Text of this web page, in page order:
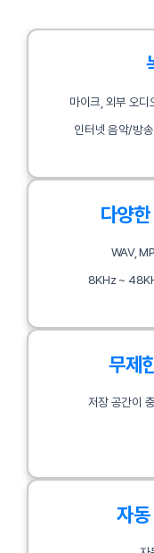
마이크, 외부 오
인터넷 음악/방
다양
WAV,
8KHz ~
무제
저장 공간이
자동